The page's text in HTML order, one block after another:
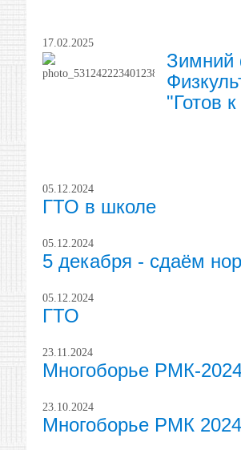
17.02.2025
Зимний
"Готов
05.12.2024
ГТО в школе
05.12.2024
5 декабря - сдаём
05.12.2024
ГТО
23.11.2024
Многоборье РМК-
23.10.2024
Многоборье РМК 2024